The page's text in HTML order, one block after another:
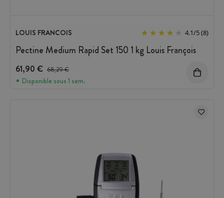
LOUIS FRANCOIS 4.1/5(8)
Pectine Medium Rapid Set 150 1 kg Louis François
61,90 € Prix avant réduction :
68,29 €
Disponible sous 1 sem.